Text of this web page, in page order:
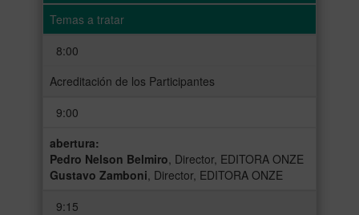
Temas a tratar
8:00
Acreditación de los Participantes
9:00
abertura:
Pedro Nelson Belmiro , Director, EDITORA ONZE
Gustavo Zamboni , Director, EDITORA ONZE
9:15